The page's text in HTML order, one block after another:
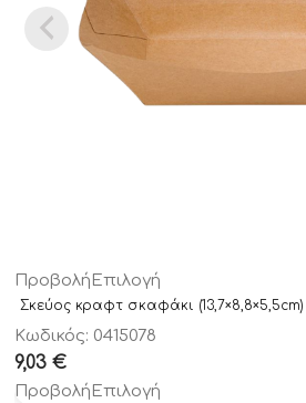
ΠροβολήΕπιλογή
Σκεύος κραφτ σκαφάκι (13,7×8,8×5,5cm)
Κωδικός: 0415078
9,03 €
ΠροβολήΕπιλογή